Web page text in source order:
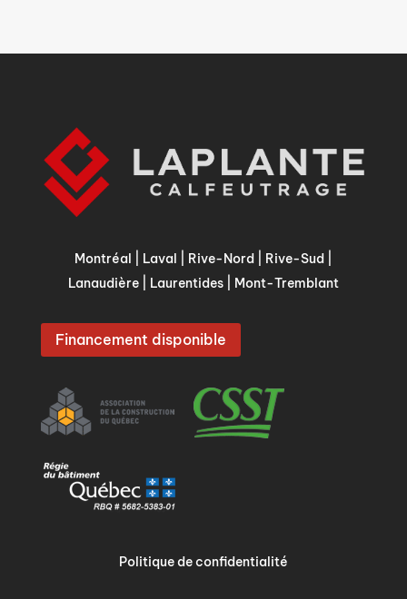
Montréal Laval Rive-Nord| Rive-Sud|
Lanaudière| Laurentides| Mont-Tremblant
Financement disponible
Politique de confidentialité